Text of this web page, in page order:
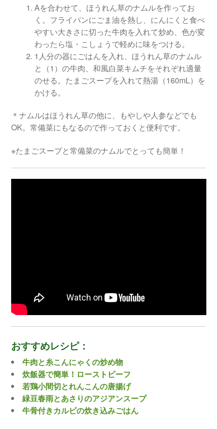
Aを合わせて、ほうれん草のナムルを作ってお
く。フライパンにごま油を熱し、にんにくと食べ
やすい大きさに切った牛肉を入れて炒め、色が変
わったら塩・こしょうで軽めに味をつける。
1人分の器にごはんを入れ、ほうれん草のナムル
と（1）の牛肉、和風白菜キムチをそれぞれ適量
のせる。たまごスープを入れて熱湯（160mL）を
かける。
＊ナムルはほうれん草の他に、もやしや人参などでも
OK。常備菜にもなるので作っておくと便利です。
※たまごスープと常備菜のナムルでとっても簡単！
おすすめレシピ：
牛肉と糸こんにゃくの炒め物
炊飯器で簡単！ローストビーフ
若鶏小間切とれんこんの唐揚げ
緑豆春雨とあさりのアジアンスープ
牛骨付きカルビの炊き込みごはん